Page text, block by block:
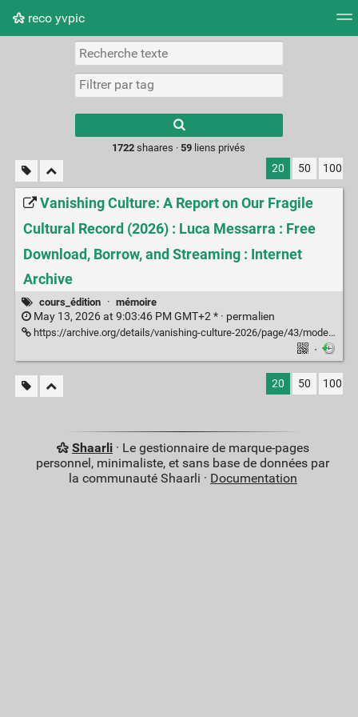
reco yvpic
Nuage de tags Mur d'images
results.
1722 shaares ·59 liens privés
20 50 100
Vanishing Culture: A Report on Our Fragile
Cultural Record (2026) : Luca Messarra : Free
Download, Borrow, and Streaming : Internet
Archive
cours_édition · mémoire
May 13, 2026 at 9:03:46 PM GMT+2 * · permalien
https://archive.org/details/vanishing-culture-2026/page/43/mode/2up
·
20 50 100
Shaarli· Le gestionnaire de marque-pages
personnel, minimaliste, et sans base de données par
la communauté Shaarli · Documentation